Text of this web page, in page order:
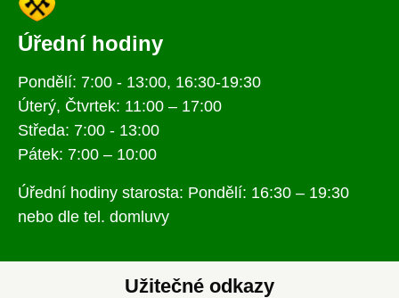
Úřední hodiny
Pondělí: 7:00 - 13:00, 16:30-19:30
Úterý, Čtvrtek: 11:00 – 17:00
Středa: 7:00 - 13:00
Pátek: 7:00 – 10:00
Úřední hodiny starosta: Pondělí: 16:30 – 19:30
nebo dle tel. domluvy
Užitečné odkazy